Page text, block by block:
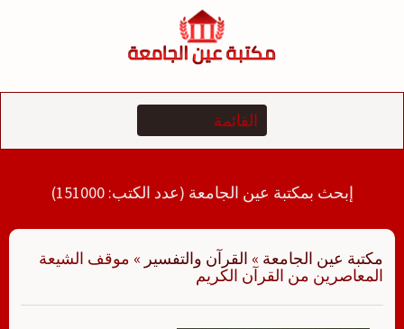
إبحث بمكتبة عين الجامعة (عدد الكتب: 151000)
مكتبة عين الجامعة » القرآن والتفسير » موقف الشيعة
المعاصرين من القرآن الكريم